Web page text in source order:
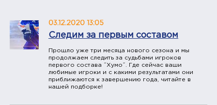
03.12.2020 13:05
Следим за первым составом
Прошло уже три месяца нового сезона и мы
продолжаем следить за судьбами игроков
первого состава ˝Хумо˝. Где сейчас ваши
любимые игроки и с какими результатами они
приближаются к завершению года, читайте в
нашей подборке!